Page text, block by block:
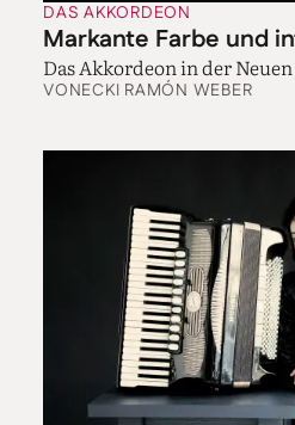
haben.“ Es gehe ihm aber
auf der Bühne. „Zum einen
wirklich zu meinen
anderen finde ich es wichtig
weiterentwickelt haben.
Allerdings hat Barradas vor,
mit Adaptionen und mehr
für Akkordeon zu
Originalliteratur, wie die
oder Rebecca Saunders, die
Konzerten gespielt, aber nie
Zudem entstand in den
Reihe von Werken für
Yann Robin oder Luís Tinoco.
DAS AKKORDEON
Markante Farbe und
Das Akkordeon in der
VONECKI RAMÓN WEBER